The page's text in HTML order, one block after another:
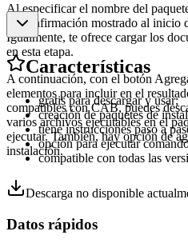
Al especificar el nombre del
de confirmación mostrado al inicio
Igualmente, te ofrece cargar los
en esta etapa.
A continuación, con el botón
elementos para incluir en el
compatibles con CAB, puedes
varios archivos ejecutables en el
ejecutar. También, hay opción de
instalación.
Características
gratis para descargar y usar;
creación de paquetes de
tiene instrucciones paso a
opción para ejecutar
compatible con todas las
Descarga no disponible
Datos rápidos